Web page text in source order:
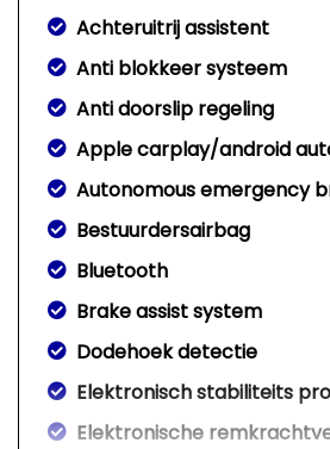
Achteruitrij assistent
Anti blokkeer systeem
Anti doorslip regeling
Apple carplay/android
Autonomous emergency
Bestuurdersairbag
Bluetooth
Brake assist system
Dodehoek detectie
Elektronisch stabiliteits
Elektronische